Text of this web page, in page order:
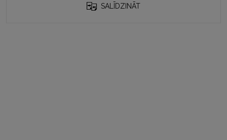
SALĪDZINĀT